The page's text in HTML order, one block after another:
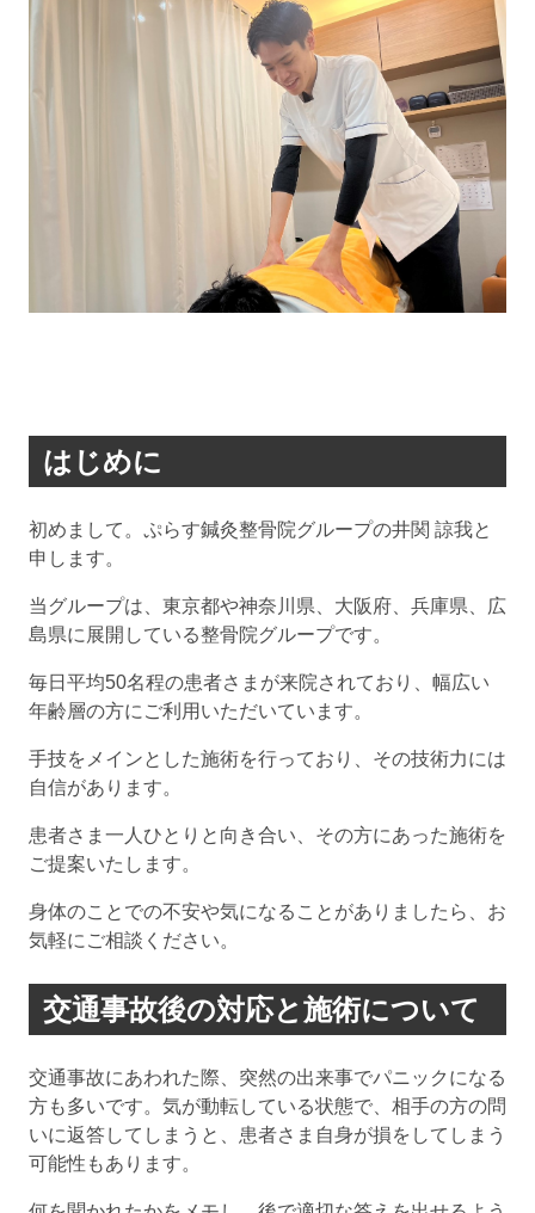
はじめに
初めまして。ぷらす鍼灸整骨院グループの井関 諒我と
申します。
当グループは、東京都や神奈川県、大阪府、兵庫県、広
島県に展開している整骨院グループです。
毎日平均50名程の患者さまが来院されており、幅広い
年齢層の方にご利用いただいています。
手技をメインとした施術を行っており、その技術力には
自信があります。
患者さま一人ひとりと向き合い、その方にあった施術を
ご提案いたします。
身体のことでの不安や気になることがありましたら、お
気軽にご相談ください。
交通事故後の対応と施術について
交通事故にあわれた際、突然の出来事でパニックになる
方も多いです。気が動転している状態で、相手の方の問
いに返答してしまうと、患者さま自身が損をしてしまう
可能性もあります。